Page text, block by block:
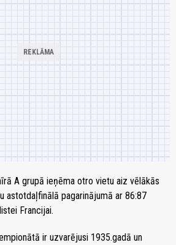
A grupā ieņēma otro vietu aiz vēlākās
astotdaļfinālā pagarinājumā ar 86:87
Francijai.
ir uzvarējusi 1935.gadā un